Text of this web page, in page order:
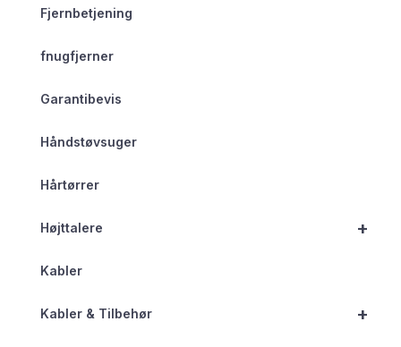
Fjernbetjening
fnugfjerner
Garantibevis
Håndstøvsuger
Hårtørrer
+
Højttalere
Kabler
+
Kabler & Tilbehør